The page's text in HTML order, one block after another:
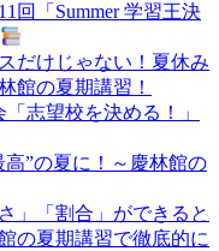
回「Summer 学習王決
だけじゃない！夏休み
館の夏期講習！
志望校を決める！」
高”の夏に！～慶林館の
」「割合」ができると
の夏期講習で徹底的に